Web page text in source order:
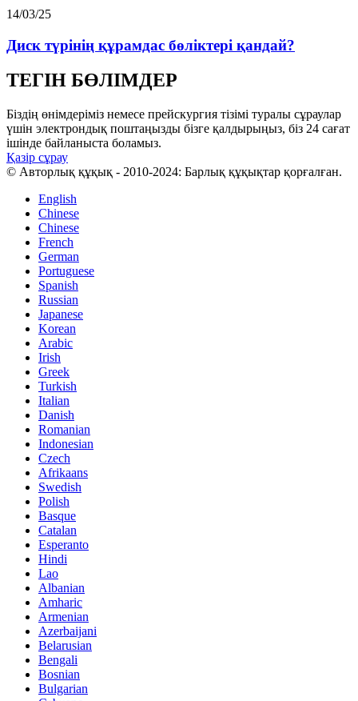
14/03/25
Диск түрінің құрамдас бөліктері қандай?
ТЕГІН БӨЛІМДЕР
Біздің өнімдеріміз немесе прейскургия тізімі туралы сұраулар
үшін электрондық поштаңызды бізге қалдырыңыз, біз 24 сағат
ішінде байланыста боламыз.
Қазір сұрау
© Авторлық құқық - 2010-2024: Барлық құқықтар қорғалған.
English
Chinese
Chinese
French
German
Portuguese
Spanish
Russian
Japanese
Korean
Arabic
Irish
Greek
Turkish
Italian
Danish
Romanian
Indonesian
Czech
Afrikaans
Swedish
Polish
Basque
Catalan
Esperanto
Hindi
Lao
Albanian
Amharic
Armenian
Azerbaijani
Belarusian
Bengali
Bosnian
Bulgarian